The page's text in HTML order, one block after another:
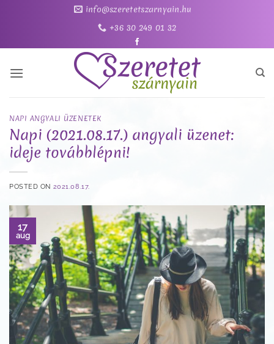
info@szeretetszarnyain.hu
+36 30 249 01 32
NAPI ANGYALI ÜZENETEK
Napi (2021.08.17.) angyali üzenet:
ideje továbblépni!
POSTED ON 2021.08.17.
17
aug